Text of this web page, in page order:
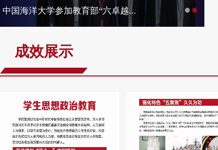
[测试]教育部办公厅关于实施一流...
成效展示